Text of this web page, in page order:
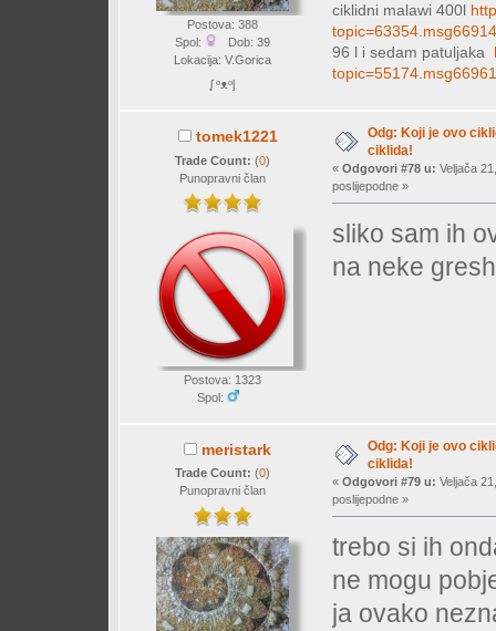
Postova: 388
Spol:
Dob: 39
Lokacija: V.Gorica
ᶘ ᵒᴥᵒᶅ
ciklidni malawi 400l
96 l i sedam patuljaka
tomek1221
Trade Count: (0)
Punopravni član
Postova: 1323
Spol:
Odg: Koji je ovo
ciklida!
« Odgovori #78 u: Veljača
poslijepodne »
sliko sam ih
na neke
meristark
Trade Count: (0)
Punopravni član
Odg: Koji je ovo
ciklida!
« Odgovori #79 u: Veljača
poslijepodne »
trebo si ih
ne mogu
ja ovako